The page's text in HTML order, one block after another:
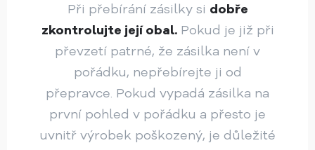
Při přebírání zásilky si dobře
zkontrolujte její obal.Pokud je již při
převzetí patrné, že zásilka není v
pořádku, nepřebírejte ji od
přepravce. Pokud vypadá zásilka na
první pohled v pořádku a přesto je
uvnitř výrobek poškozený, je důležité